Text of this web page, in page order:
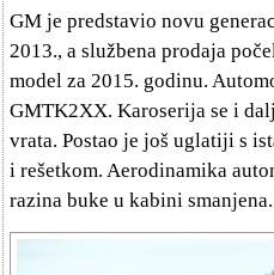
GM je predstavio novu
2013., a službena prodaja
model za 2015. godinu.
GMTK2XX. Karoserija se i
vrata. Postao je još uglatiji s
i rešetkom. Aerodinamika
razina buke u kabini smanjena.